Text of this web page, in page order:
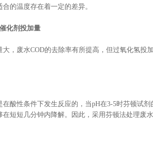
的温度存在着一定的差异。
化剂投加量
废水COD的去除率有所提高，但过氧化氢投
性条件下发生反应的，当pH在3-5时芬顿试剂
在短短几分钟内降解。因此，采用芬顿法处理废